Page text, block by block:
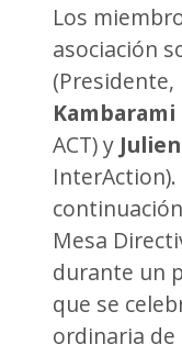
Los
asociación
(Presidente,
Kambarami
ACT) y
Mesa
durante un
que se
ordinaria de